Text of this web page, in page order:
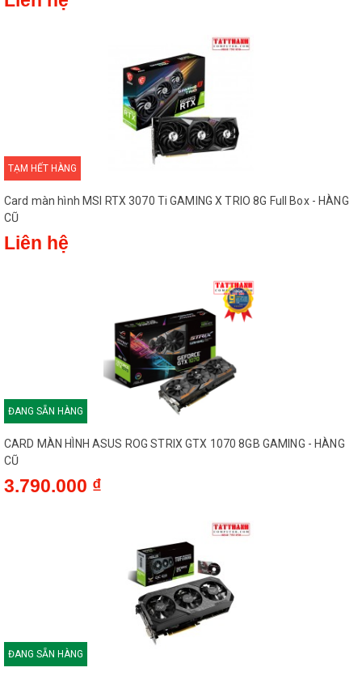
TẠM HẾT HÀNG
Card màn hình MSI RTX 3070 Ti GAMING X TRIO 8G Full Box - HÀNG
CŨ
Liên hệ
ĐANG SẴN HÀNG
CARD MÀN HÌNH ASUS ROG STRIX GTX 1070 8GB GAMING - HÀNG
CŨ
3.790.000 ₫
ĐANG SẴN HÀNG